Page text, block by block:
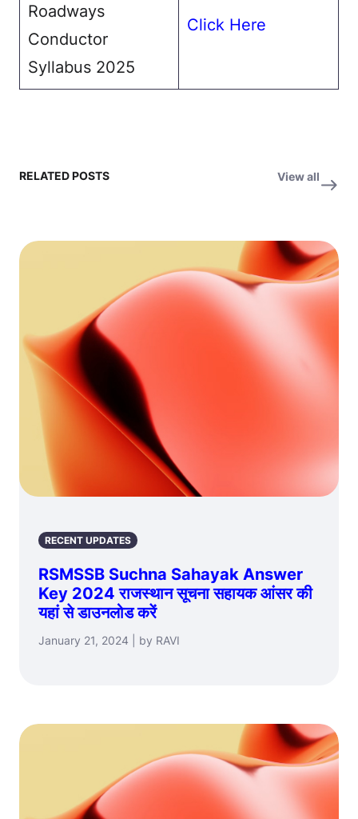
Roadways
Conductor
Syllabus 2025
Click Here
RELATED POSTS View all
RECENT UPDATES
RSMSSB Suchna Sahayak Answer
Key 2024 राजस्थान सूचना सहायक आंसर की
यहां से डाउनलोड करें
January 21, 2024 | by RAVI